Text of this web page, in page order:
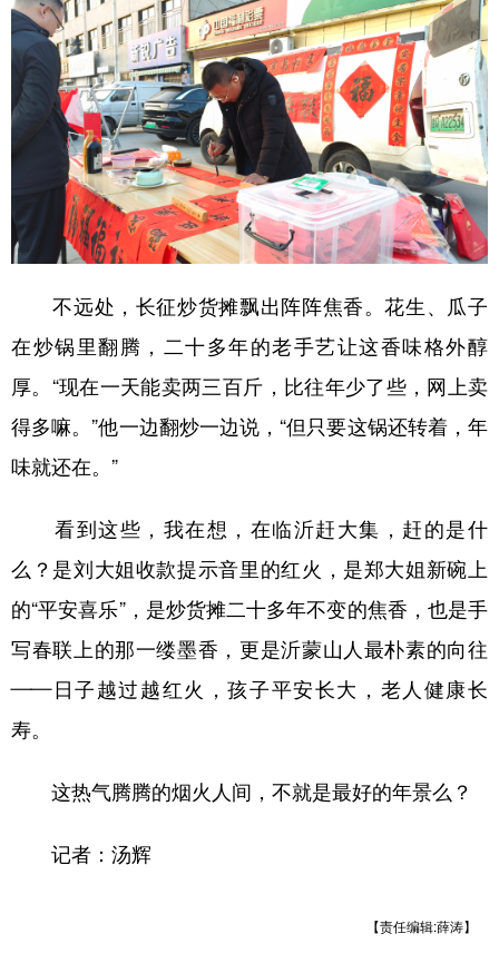
不远处，长征炒货摊飘出阵阵焦香。花生、瓜子
在炒锅里翻腾，二十多年的老手艺让这香味格外醇
厚。“现在一天能卖两三百斤，比往年少了些，网上卖
得多嘛。”他一边翻炒一边说，“但只要这锅还转着，年
味就还在。”
看到这些，我在想，在临沂赶大集，赶的是什
么？是刘大姐收款提示音里的红火，是郑大姐新碗上
的“平安喜乐”，是炒货摊二十多年不变的焦香，也是手
写春联上的那一缕墨香，更是沂蒙山人最朴素的向往
——日子越过越红火，孩子平安长大，老人健康长
寿。
这热气腾腾的烟火人间，不就是最好的年景么？
记者：汤辉
【责任编辑:薛涛】